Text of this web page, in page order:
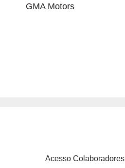
GMA Motors
Acesso Colaboradores